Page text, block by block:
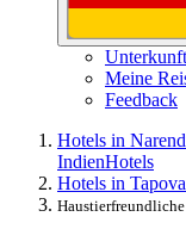
Meine
Feedback
Hotels in
IndienHotels
Hotels in